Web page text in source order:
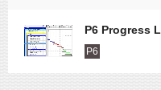
P6 Progress
P6